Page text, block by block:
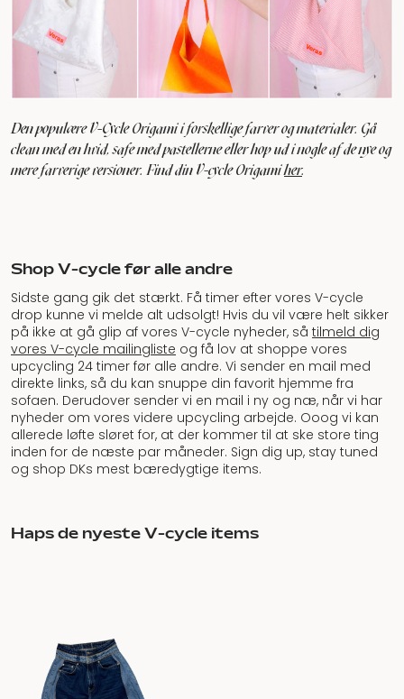
Den populære V-Cycle Origami i forskellige farver og materialer. Gå
clean med en hvid, safe med pastellerne eller hop ud i nogle af de nye og
mere farverige versioner. Find din V-cycle Origamiher.
Shop V-cycle før alle andre
Sidste gang gik det stærkt. Få timer efter vores V-cycle
drop kunne vi melde alt udsolgt! Hvis du vil være helt sikker
på ikke at gå glip af vores V-cycle nyheder, så tilmeld dig
vores V-cycle mailingliste og få lov at shoppe vores
upcycling 24 timer før alle andre. Vi sender en mail med
direkte links, så du kan snuppe din favorit hjemme fra
sofaen. Derudover sender vi en mail i ny og næ, når vi har
nyheder om vores videre upcycling arbejde. Ooog vi kan
allerede løfte sløret for, at der kommer til at ske store ting
inden for de næste par måneder. Sign dig up, stay tuned
og shop DKs mest bæredygtige items.
Haps de nyeste V-cycle items